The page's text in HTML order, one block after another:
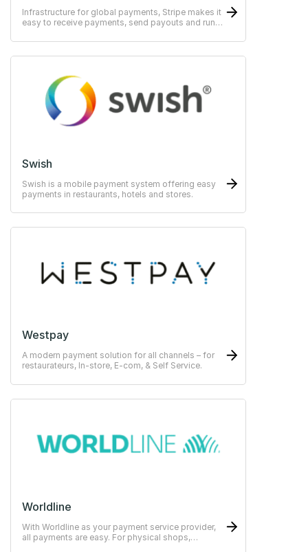
Infrastructure for global payments, Stripe makes it
easy to receive payments, send payouts and run
Swish
Swish is a mobile payment system offering easy
payments in restaurants, hotels and stores.
Westpay
A modern payment solution for all channels – for
restaurateurs, In-store, E-com, & Self Service.
Worldline
With Worldline as your payment service provider,
all payments are easy. For physical shops,